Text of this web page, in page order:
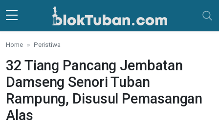
Skip to main content
Home Peristiwa
32 Tiang Pancang Jembatan
Damseng Senori Tuban
Rampung, Disusul Pemasangan
Alas